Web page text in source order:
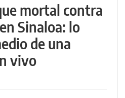
mortal contra
Sinaloa: lo
de una
vivo